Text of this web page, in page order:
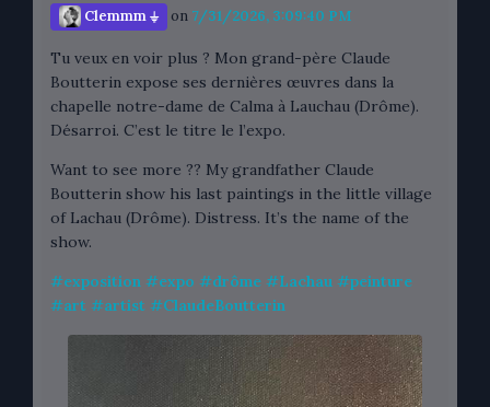
Clemmm ⏚ on 7/31/2026, 3:09:40 PM
Tu veux en voir plus ? Mon grand-père Claude
Boutterin expose ses dernières œuvres dans la
chapelle notre-dame de Calma à Lauchau (Drôme).
Désarroi. C’est le titre le l’expo.
Want to see more ?? My grandfather Claude
Boutterin show his last paintings in the little village
of Lachau (Drôme). Distress. It’s the name of the
show.
#exposition #expo #drôme #Lachau #peinture
#art #artist #ClaudeBoutterin